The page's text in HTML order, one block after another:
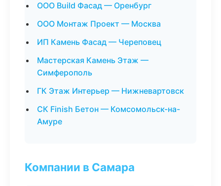
ООО Build Фасад — Оренбург
ООО Монтаж Проект — Москва
ИП Камень Фасад — Череповец
Мастерская Камень Этаж —
Симферополь
ГК Этаж Интерьер — Нижневартовск
СК Finish Бетон — Комсомольск-на-
Амуре
Компании в Самара